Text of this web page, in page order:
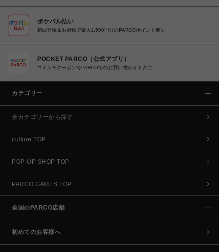
ポケパル払い
初回登録＆お買物で最大1,500円分のPARCOポイント進呈
POCKET PARCO（公式アプリ）
コイン＆クーポンでPARCOでのお買い物がオトクに
カテゴリー
全カテゴリーから探す
culture TOP
POP-UP SHOP TOP
PARCO GAMES TOP
全国のPARCO店舗
初めてのお客様へ